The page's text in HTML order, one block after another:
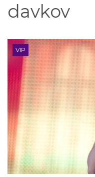
davkov
VIP